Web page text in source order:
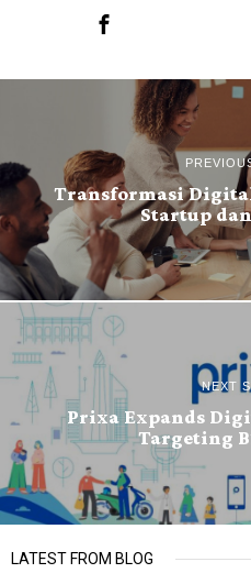
Transformasi
Startup
NEXT
Prixa Expands
Targeting
LATEST FROM BLOG